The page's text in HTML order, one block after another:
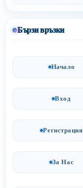
Бързи връзки
Начало
Вход
Регистрация
За Нас